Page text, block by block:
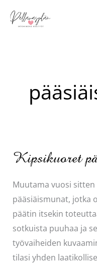
sisältöön
Kipsikuoret
Muutama vuosi
pääsiäismunat, jotka
päätin itsekin
sotkuista puuhaa ja
työvaiheiden
tilasi yhden